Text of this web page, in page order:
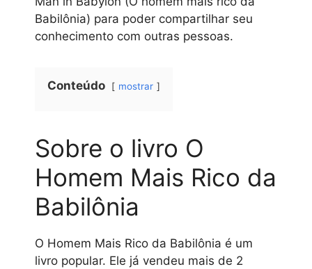
Babilônia) para poder compartilhar seu
conhecimento com outras pessoas.
Conteúdo mostrar
Sobre o livro O
Homem Mais Rico da
Babilônia
O Homem Mais Rico da Babilônia é um
livro popular. Ele já vendeu mais de 2